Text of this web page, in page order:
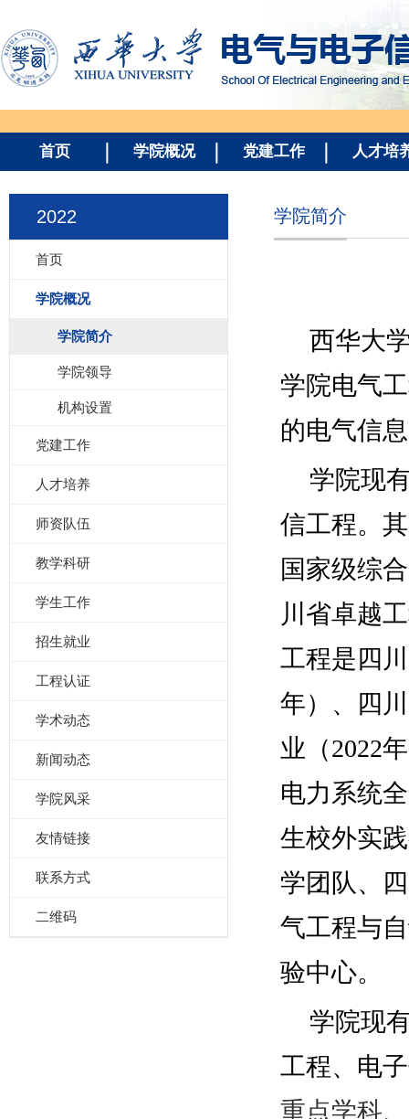
首页 学院概况 党建工作 人才培
2022
首页
学院概况
学院简介
学院领导
机构设置
党建工作
人才培养
师资队伍
教学科研
学生工作
招生就业
工程认证
学术动态
新闻动态
学院风采
友情链接
联系方式
二维码
学院简介
西华大
学院电气
的电气信
学院现
信工程。
国家级综
川省卓越
工程是四
年）、四
业（2022
电力系统
生校外实
学团队、
气工程与
验中心。
学院现
工程、电
重点学科